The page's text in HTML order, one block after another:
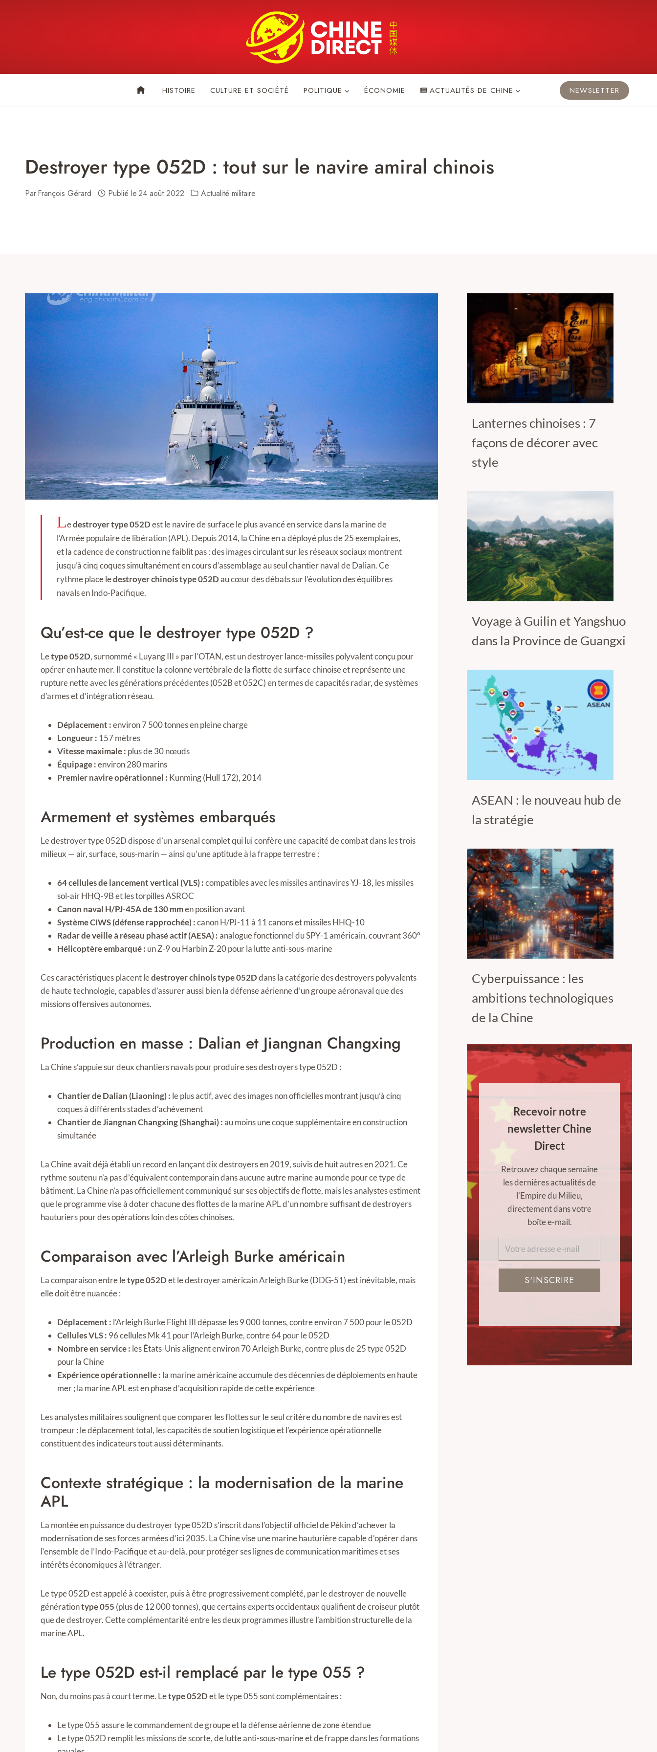
HISTOIRE CULTURE ET SOCIÉTÉ POLITIQUE ÉCONOMIE ACTUALITÉS DE CHINE NEWSLETTER
Destroyer type 052D : tout sur le navire amiral chinois
ParFrançois Gérard Publié le24 août 2022 Actualité militaire
Ledestroyer type 052Dest le navire de surface le plus avancé en service dans la marine de
l’Armée populaire de libération (APL). Depuis 2014, la Chine en a déployé plus de 25 exemplaires,
et la cadence de construction ne faiblit pas : des images circulant sur les réseaux sociaux montrent
jusqu’à cinq coques simultanément en cours d’assemblage au seul chantier naval de Dalian. Ce
rythme place ledestroyer chinois type 052Dau cœur des débats sur l’évolution des équilibres
navals en Indo-Pacifique.
Qu’est-ce que le destroyer type 052D ?
Letype 052D, surnommé « Luyang III » par l’OTAN, est un destroyer lance-missiles polyvalent conçu pour
opérer en haute mer. Il constitue la colonne vertébrale de la flotte de surface chinoise et représente une
rupture nette avec les générations précédentes (052B et 052C) en termes de capacités radar, de systèmes
d’armes et d’intégration réseau.
Déplacement :environ 7 500 tonnes en pleine charge
Longueur : 157 mètres
Vitesse maximale : plus de 30 nœuds
Équipage :environ 280 marins
Premier navire opérationnel : Kunming (Hull 172), 2014
Armement et systèmes embarqués
Le destroyer type 052D dispose d’un arsenal complet qui lui confère une capacité de combat dans les trois
milieux — air, surface, sous-marin — ainsi qu’une aptitude à la frappe terrestre :
64 cellules de lancement vertical (VLS) :compatibles avec les missiles antinavires YJ-18, les missiles
sol-air HHQ-9B et les torpilles ASROC
Canon naval H/PJ-45A de 130 mmen position avant
Système CIWS (défense rapprochée) :canon H/PJ-11 à 11 canons et missiles HHQ-10
Radar de veille à réseau phasé actif (AESA) :analogue fonctionnel du SPY-1 américain, couvrant 360°
Hélicoptère embarqué : un Z-9 ou Harbin Z-20 pour la lutte anti-sous-marine
Ces caractéristiques placent ledestroyer chinois type 052Ddans la catégorie des destroyers polyvalents
de haute technologie, capables d’assurer aussi bien la défense aérienne d’un groupe aéronaval que des
missions offensives autonomes.
Production en masse : Dalian et Jiangnan Changxing
La Chine s’appuie sur deux chantiers navals pour produire ses destroyers type 052D :
Chantier de Dalian (Liaoning) : le plus actif, avec des images non officielles montrant jusqu’à cinq
coques à différents stades d’achèvement
Chantier de Jiangnan Changxing (Shanghai) :au moins une coque supplémentaire en construction
simultanée
La Chine avait déjà établi un record en lançant dix destroyers en 2019, suivis de huit autres en 2021. Ce
rythme soutenu n’a pas d’équivalent contemporain dans aucune autre marine au monde pour ce type de
bâtiment. La Chine n’a pas officiellement communiqué sur ses objectifs de flotte, mais les analystes estiment
que le programme vise à doter chacune des flottes de la marine APL d’un nombre suffisant de destroyers
hauturiers pour des opérations loin des côtes chinoises.
Comparaison avec l’Arleigh Burke américain
La comparaison entre letype 052Det le destroyer américain Arleigh Burke (DDG-51) est inévitable, mais
elle doit être nuancée :
Déplacement : l’Arleigh Burke Flight III dépasse les 9 000 tonnes, contre environ 7 500 pour le 052D
Cellules VLS : 96 cellules Mk 41 pour l’Arleigh Burke, contre 64 pour le 052D
Nombre en service : les États-Unis alignent environ 70 Arleigh Burke, contre plus de 25 type 052D
pour la Chine
Expérience opérationnelle : la marine américaine accumule des décennies de déploiements en haute
mer ; la marine APL est en phase d’acquisition rapide de cette expérience
Les analystes militaires soulignent que comparer les flottes sur le seul critère du nombre de navires est
trompeur : le déplacement total, les capacités de soutien logistique et l’expérience opérationnelle
constituent des indicateurs tout aussi déterminants.
Contexte stratégique : la modernisation de la marine
APL
La montée en puissance du destroyer type 052D s’inscrit dans l’objectif officiel de Pékin d’achever la
modernisation de ses forces armées d’ici 2035. La Chine vise une marine hauturière capable d’opérer dans
l’ensemble de l’Indo-Pacifique et au-delà, pour protéger ses lignes de communication maritimes et ses
intérêts économiques à l’étranger.
Le type 052D est appelé à coexister, puis à être progressivement complété, par le destroyer de nouvelle
générationtype 055 (plus de 12 000 tonnes), que certains experts occidentaux qualifient de croiseur plutôt
que de destroyer. Cette complémentarité entre les deux programmes illustre l’ambition structurelle de la
marine APL.
Le type 052D est-il remplacé par le type 055 ?
Non, du moins pas à court terme. Letype 052Det le type 055 sont complémentaires :
Le type 055 assure le commandement de groupe et la défense aérienne de zone étendue
Le type 052D remplit les missions de scorte, de lutte anti-sous-marine et de frappe dans les formations
Lanternes chinoises : 7
façons de décorer avec
style
Voyage à Guilin et Yangshuo
dans la Province de Guangxi
ASEAN : le nouveau hub de
la stratégie
Cyberpuissance : les
ambitions technologiques
de la Chine
Recevoir notre
newsletter Chine
Direct
Retrouvez chaque semaine
les dernières actualités de
l'Empire du Milieu,
directement dans votre
boîte e-mail.
S'INSCRIRE